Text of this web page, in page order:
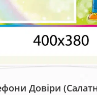
Довіри